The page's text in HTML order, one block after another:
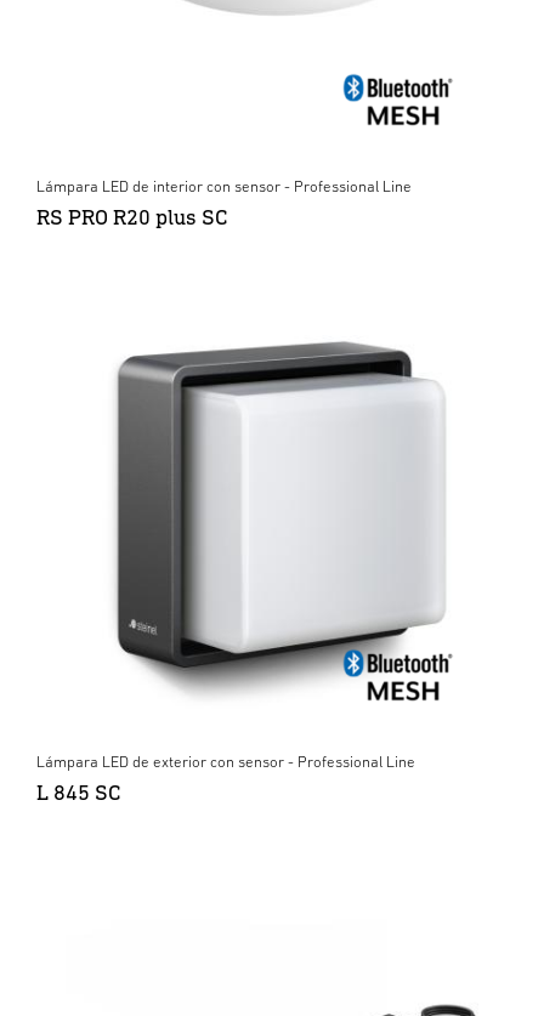
Lámpara LED de interior con sensor - Professional Line
RS PRO R20 plus SC
Lámpara LED de exterior con sensor - Professional Line
L 845 SC